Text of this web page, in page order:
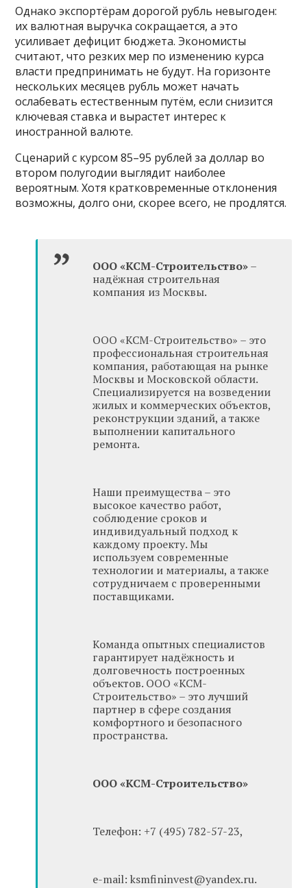
Однако экспортёрам дорогой рубль невыгоден:
их валютная выручка сокращается, а это
усиливает дефицит бюджета. Экономисты
считают, что резких мер по изменению курса
власти предпринимать не будут. На горизонте
нескольких месяцев рубль может начать
ослабевать естественным путём, если снизится
ключевая ставка и вырастет интерес к
иностранной валюте.
Сценарий с курсом 85–95 рублей за доллар во
втором полугодии выглядит наиболее
вероятным. Хотя кратковременные отклонения
возможны, долго они, скорее всего, не продлятся.
ООО «КСМ-Строительство»–
надёжная строительная
компания из Москвы.
ООО «КСМ-Строительство» – это
профессиональная строительная
компания, работающая на рынке
Москвы и Московской области.
Специализируется на возведении
жилых и коммерческих объектов,
реконструкции зданий, а также
выполнении капитального
ремонта.
Наши преимущества – это
высокое качество работ,
соблюдение сроков и
индивидуальный подход к
каждому проекту. Мы
используем современные
технологии и материалы, а также
сотрудничаем с проверенными
поставщиками.
Команда опытных специалистов
гарантирует надёжность и
долговечность построенных
объектов. ООО «КСМ-
Строительство» – это лучший
партнер в сфере создания
комфортного и безопасного
пространства.
ООО «КСМ-Строительство»
Телефон: +7 (495) 782-57-23,
e-mail: ksmfininvest@yandex.ru.